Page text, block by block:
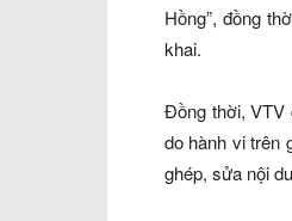
Hồng”, đồng
khai.
Đồng thời, VTV
do hành vi trên
ghép, sửa nội